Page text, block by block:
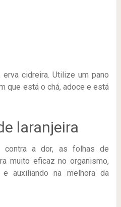
cidreira. Utilize um pano
que está o chá, adoce e está
laranjeira
a dor, as folhas de
muito eficaz no organismo,
auxiliando na melhora da